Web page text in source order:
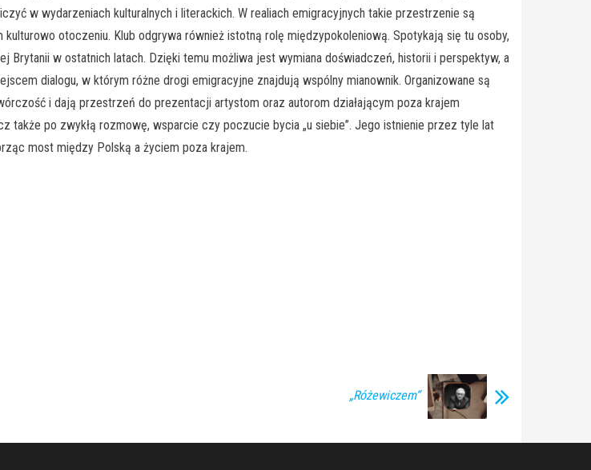
w wydarzeniach kulturalnych i literackich. W realiach emigracyjnych takie przestrzenie są
otoczeniu. Klub odgrywa również istotną rolę międzypokoleniową. Spotykają się tu osoby,
w ostatnich latach. Dzięki temu możliwa jest wymiana doświadczeń, historii i perspektyw, a
dialogu, w którym różne drogi emigracyjne znajdują wspólny mianownik. Organizowane są
i dają przestrzeń do prezentacji artystom oraz autorom działającym poza krajem
po zwykłą rozmowę, wsparcie czy poczucie bycia „u siebie”. Jego istnienie przez tyle lat
most między Polską a życiem poza krajem.
„Różewiczem“